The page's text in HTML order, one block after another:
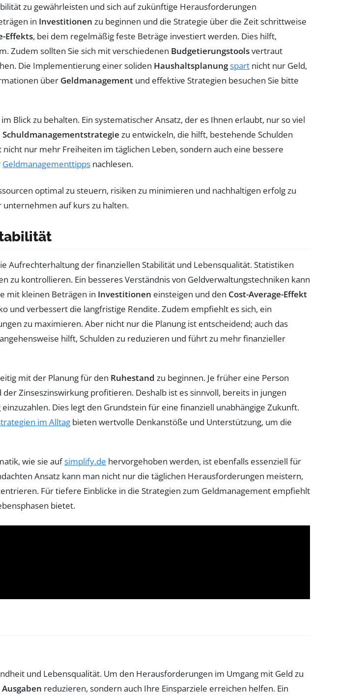
zu gewährleisten und sich auf zukünftige Herausforderungen
in Investitionen zu beginnen und die Strategie über die Zeit schrittweise
Effekts, bei dem regelmäßig feste Beträge investiert werden. Dies hilft,
Zudem sollten Sie sich mit verschiedenen Budgetierungstoolsvertraut
Die Implementierung einer soliden Haushaltsplanungspart nicht nur Geld,
über Geldmanagement und effektive Strategien besuchen Sie bitte
im Blick zu behalten. Ein systematischer Ansatz, der es Ihnen erlaubt, nur so viel
Schuldmanagementstrategie zu entwickeln, die hilft, bestehende Schulden
nur mehr Freiheiten im täglichen Leben, sondern auch eine bessere
Geldmanagementtipps nachlesen.
Aufrechterhaltung der finanziellen Stabilität und Lebensqualität. Statistiken
zu kontrollieren. Ein besseres Verständnis von Geldverwaltungstechniken kann
mit kleinen Beträgen in Investitionen einsteigen und den Cost-Average-Effekt
und verbessert die langfristige Rendite. Zudem empfiehlt es sich, ein
zu maximieren. Aber nicht nur die Planung ist entscheidend; auch das
hilft, Schulden zu reduzieren und führt zu mehr finanzieller
mit der Planung für den Ruhestand zu beginnen. Je früher eine Person
Zinseszinswirkung profitieren. Deshalb ist es sinnvoll, bereits in jungen
Dies legt den Grundstein für eine finanziell unabhängige Zukunft.
im Alltag bieten wertvolle Denkanstöße und Unterstützung, um die
wie sie aufsimplify.de hervorgehoben werden, ist ebenfalls essenziell für
Ansatz kann man nicht nur die täglichen Herausforderungen meistern,
Für tiefere Einblicke in die Strategien zum Geldmanagement empfiehlt
bietet.
und Lebensqualität. Um den Herausforderungen im Umgang mit Geld zu
Ausgaben reduzieren, sondern auch Ihre Einsparziele erreichen helfen. Ein